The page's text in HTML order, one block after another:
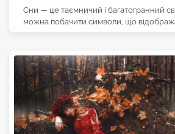
Сни — це таємничий і багатогранний
можна побачити символи, що